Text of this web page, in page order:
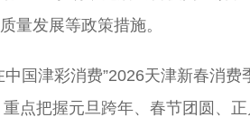
量发展等政策措施。
国津彩消费”2026天津新春消费
点把握元旦跨年、春节团圆、